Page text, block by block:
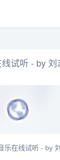
试听 - by 刘
乐在线试听 - by